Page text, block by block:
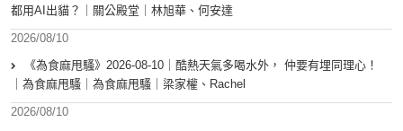
都用AI出貓？｜關公殿堂｜林旭華、何安達
2026/08/10
《為食麻甩騷》2026-08-10｜酷熱天氣多喝水外， 仲要有埋同理心！
｜為食麻甩騷｜為食麻甩騷｜梁家權、Rachel
2026/08/10